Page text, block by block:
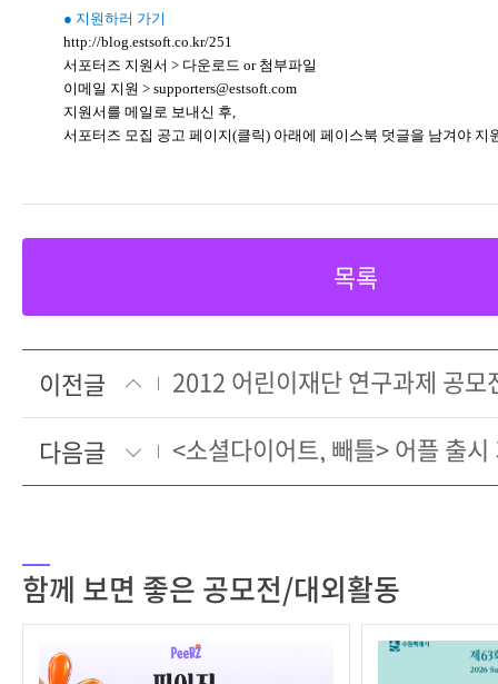
● 지원하러 가기
http://blog.estsoft.co.kr/251
서포터즈 지원서 > 다운로드 or 첨부파일
이메일 지원 > supporters@estsoft.com
지원서를 메일로 보내신 후,
서포터즈 모집 공고 페이지(클릭) 아래에 페이스북 덧글을 남겨야 지
목록
이전글
2012 어린이재단 연구과제 공모
다음글
<소셜다이어트, 빼틀> 어플 출시
함께 보면 좋은 공모전/대외활동